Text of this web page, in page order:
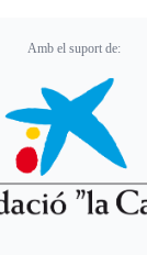
Amb el suport de: